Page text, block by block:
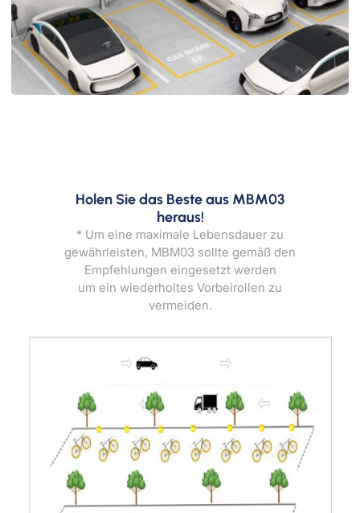
Holen Sie das Beste aus MBM03
heraus!
* Um eine maximale Lebensdauer zu
gewährleisten, MBM03 sollte gemäß den
Empfehlungen eingesetzt werden
um ein wiederholtes Vorbeirollen zu
vermeiden.